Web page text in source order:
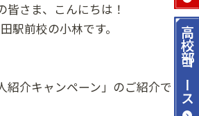
高校部
コース
皆さま、こんにちは！
駅前校の小林です。
紹介キャンペーン」のご紹介で